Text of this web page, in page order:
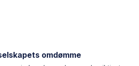
omdømme